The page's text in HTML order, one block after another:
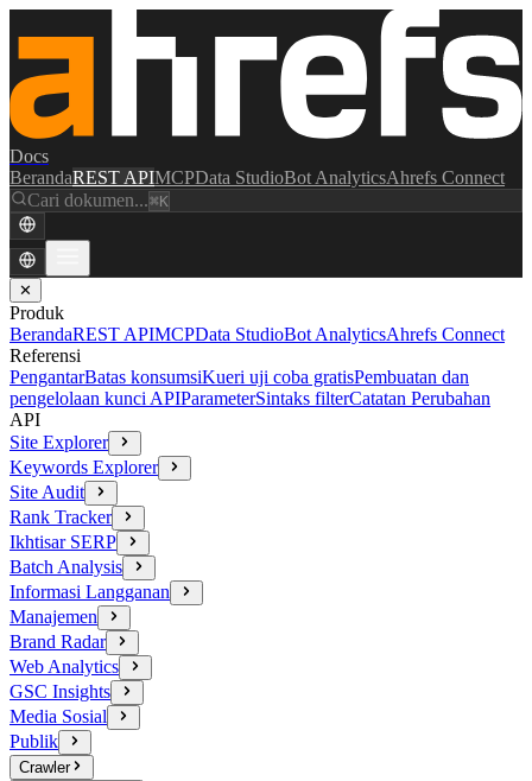
Docs
BerandaREST APIMCPData StudioBot AnalyticsAhrefs Connect
Cari dokumen...⌘K
✕
Produk
BerandaREST APIMCPData StudioBot AnalyticsAhrefs Connect
Referensi
PengantarBatas konsumsiKueri uji coba gratisPembuatan dan
pengelolaan kunci APIParameterSintaks filterCatatan Perubahan
API
Site Explorer
Keywords Explorer
Site Audit
Rank Tracker
Ikhtisar SERP
Batch Analysis
Informasi Langganan
Manajemen
Brand Radar
Web Analytics
GSC Insights
Media Sosial
Publik
Crawler